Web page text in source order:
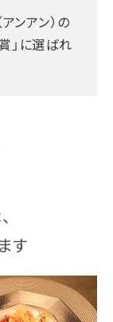
ンアン）の
」に選ばれ
す